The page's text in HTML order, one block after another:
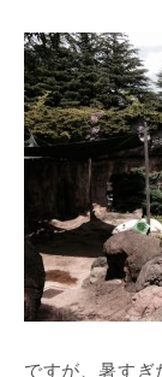
ですが、暑すぎ